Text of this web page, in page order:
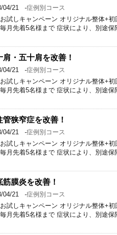
04/21 -症例別コース
試しキャンペーン オリジナル整体+
月先着5名様まで 症状により、別途
肩・五十肩を改善！
04/21 -症例別コース
試しキャンペーン オリジナル整体+
月先着5名様まで 症状により、別途
管狭窄症を改善！
04/21 -症例別コース
試しキャンペーン オリジナル整体+
月先着5名様まで 症状により、別途
筋膜炎を改善！
04/21 -症例別コース
試しキャンペーン オリジナル整体+
月先着5名様まで 症状により、別途